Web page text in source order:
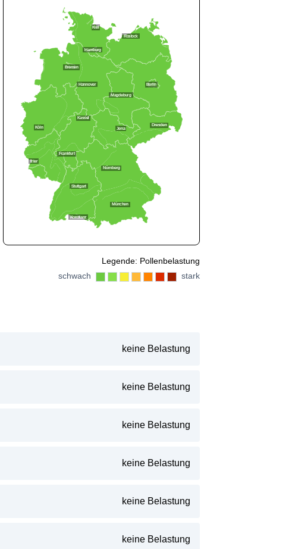
Dresden
Köln
Kiel
Berlin
Bremen
Rostock
Nürnberg
München
Hamburg
Magdeburg
Jena
Hannover
Kassel
Frankfurt
Konstanz
Stuttgart
Trier
Legende: Pollenbelastung
schwach
stark
keine Belastung
keine Belastung
keine Belastung
keine Belastung
keine Belastung
keine Belastung